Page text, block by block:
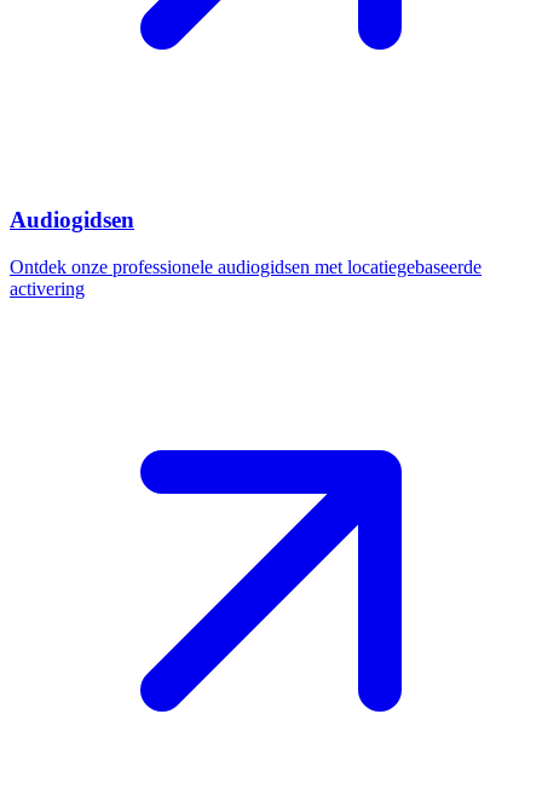
Audiogidsen
Ontdek onze professionele audiogidsen met locatiegebaseerde
activering